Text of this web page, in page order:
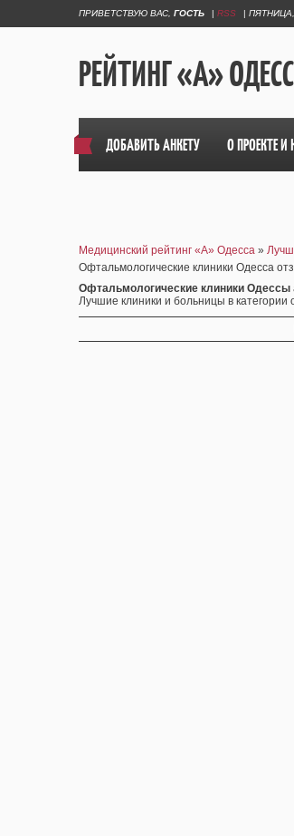
ПРИВЕТСТВУЮ ВАС ГОСТЬ | RSS | ПЯТНИЦА,
РЕЙТИНГ «А»
ДОБАВИТЬ АНКЕТУ О ПРОЕКТЕ
Медицинский рейтинг «А» Одесса »
Офтальмологические клиники Одесса
Офтальмологические клиники Одессы
Лучшие клиники и больницы в